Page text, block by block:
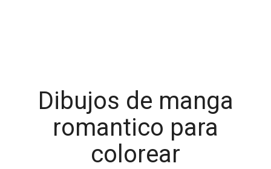
Dibujos de manga
romantico para
colorear